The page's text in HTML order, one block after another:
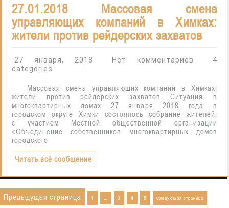
27.01.2018 Массовая смена
управляющих компаний в Химках:
жители против рейдерских захватов
27 января, 2018 Нет комментариев
4
categories
Массовая смена управляющих компаний в Химках:
жители против рейдерских захватов Ситуация в
многоквартирных домах 27 января 2018 года в
городском округе Химки состоялось собрание жителей,
с участием Местной общественной организации
«Объединение собственников многоквартирных домов
городского
Читать всё сообщение
Пагинация
Предыдущая страница 1 Страница
3 Страница
4 Страница
5 Следующая страница